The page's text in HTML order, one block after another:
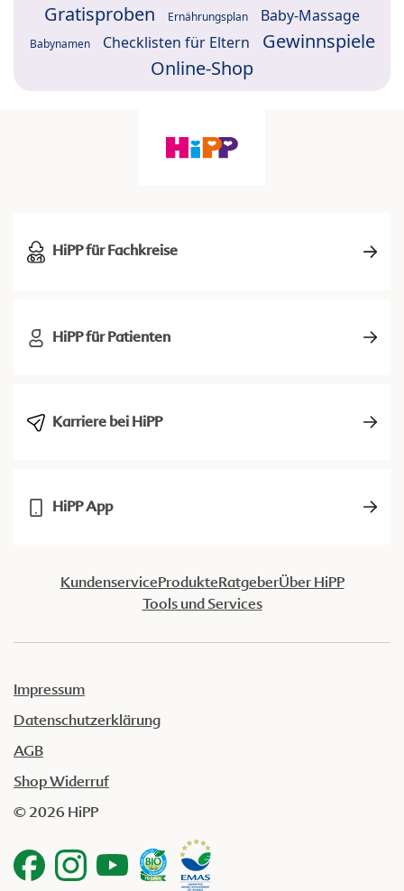
Gratisproben Ernährungsplan Baby-Massage
Babynamen Checklisten für Eltern
Gewinnspiele
Online-Shop
HiPP für Fachkreise
HiPP für Patienten
Karriere bei HiPP
HiPP App
KundenserviceProdukteRatgeberÜber HiPP
Tools und Services
Impressum
Datenschutzerklärung
AGB
Shop Widerruf
© 2026 HiPP